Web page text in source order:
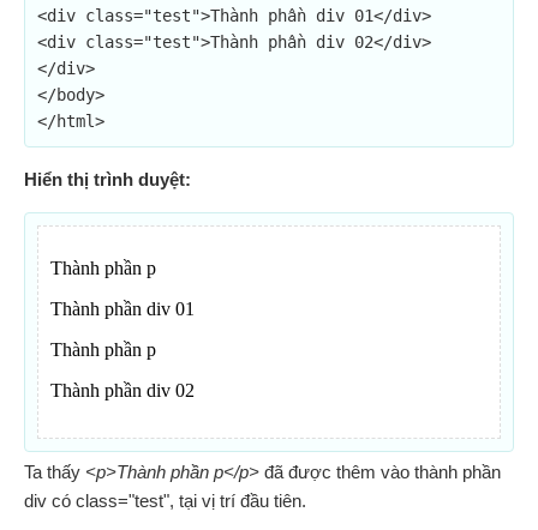
<div class="test">Thành phần div 01</div>
<div class="test">Thành phần div 02</div>
</div>
</body>
</html>
Hiển thị trình duyệt:
Ta thấy <p>Thành phần p</p> đã được thêm vào thành phần
div có class="test", tại vị trí đầu tiên.